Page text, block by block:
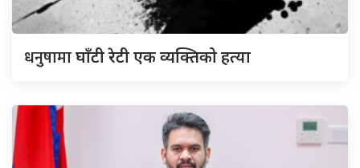
धनुषामाघाँटी रेटी एक व्यक्तिको हत्या